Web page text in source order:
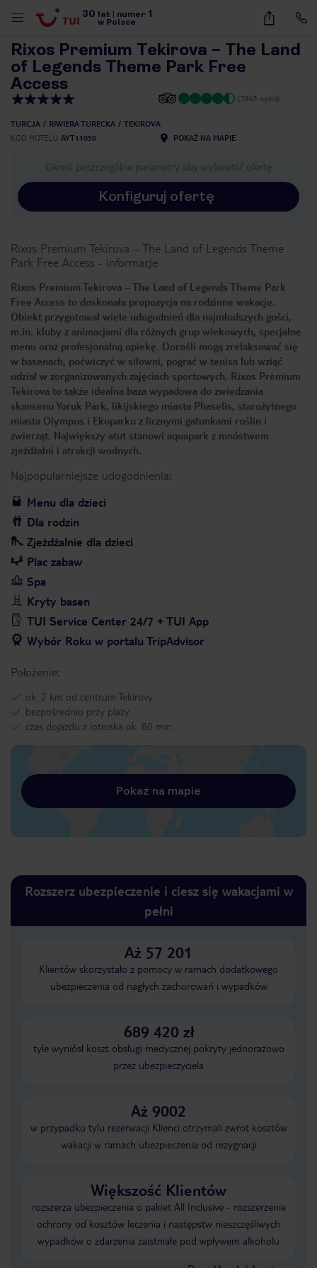
30 lat numer 1
w Polsce
54
Rixos Premium Tekirova – The Land
of Legends Theme Park Free
Access
(7865 opinii)
TURCJA RIWIERA TURECKA
TEKIROVA
KOD HOTELU AYT11050 POKAŻ NA MAPIE
Określ poszczególne parametry aby wyświetlić ofertę
Konfiguruj ofertę
Rixos Premium Tekirova – The Land of Legends Theme
Park Free Access - informacje
Rixos Premium Tekirova – The Land of Legends Theme Park
Free Access to doskonała propozycja na rodzinne wakacje.
Obiekt przygotował wiele udogodnień dla najmłodszych gości,
m.in. kluby z animacjami dla różnych grup wiekowych, specjalne
menu oraz profesjonalną opiekę. Dorośli mogą zrelaksować się
w basenach, poćwiczyć w siłowni, pograć w tenisa lub wziąć
udział w zorganizowanych zajęciach sportowych. Rixos Premium
Tekirova to także idealna baza wypadowa do zwiedzania
skansenu Yoruk Park, likijskiego miasta Phaselis, starożytnego
miasta Olympos i Ekoparku z licznymi gatunkami roślin i
zwierząt. Największy atut stanowi aquapark z mnóstwem
zjeżdżalni i atrakcji wodnych.
Najpopularniejsze udogodnienia:
Menu dla dzieci
Dla rodzin
Zjeżdżalnie dla dzieci
Plac zabaw
Spa
Kryty basen
TUI Service Center 24/7 + TUI App
Wybór Roku w portalu TripAdvisor
Położenie:
ok. 2 km od centrum Tekirovy
bezpośrednio przy plaży
czas dojazdu z lotniska ok. 80 min
Pokaż na mapie
Rozszerz ubezpieczenie i ciesz się wakacjami w
pełni
Aż 57 201
Klientów skorzystało z pomocy w ramach dodatkowego
ubezpieczenia od nagłych zachorowań i wypadków
689 420 zł
tyle wyniósł koszt obsługi medycznej pokryty jednorazowo
przez ubezpieczyciela
Aż 9002
w przypadku tylu rezerwacji Klienci otrzymali zwrot kosztów
wakacji w ramach ubezpieczenia od rezygnacji
Większość Klientów
rozszerza ubezpieczenia o pakiet All Inclusive - rozszerzenie
ochrony od kosztów leczenia i następstw nieszczęśliwych
wypadków o zdarzenia zaistniałe pod wpływem alkoholu